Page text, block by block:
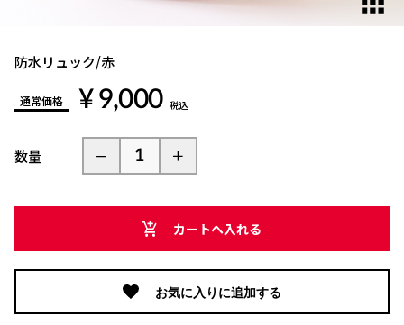
防水リュック/赤
通常価格 ¥ 9,000 税込
数量
カートへ入れる
お気に入りに追加する